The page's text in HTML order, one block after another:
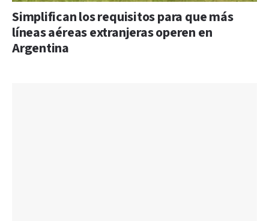
Simplifican los requisitos para que más
líneas aéreas extranjeras operen en
Argentina